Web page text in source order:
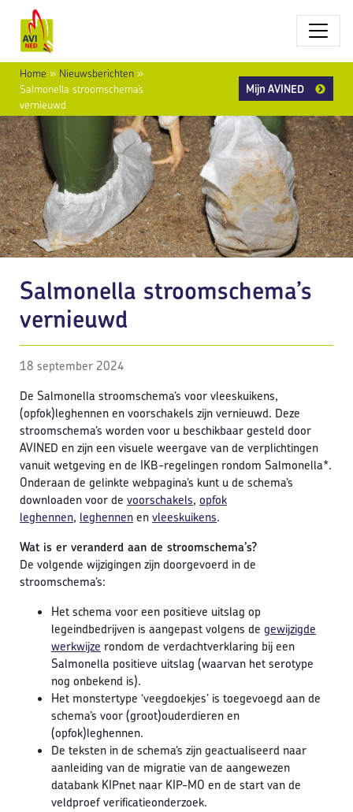
Home » Nieuwsberichten »
Salmonella stroomschema’s
vernieuwd
Mijn AVINED
Salmonella stroomschema’s
vernieuwd
18 september 2024
De Salmonella stroomschema’s voor vleeskuikens,
(opfok)leghennen en voorschakels zijn vernieuwd. Deze
stroomschema’s worden voor u beschikbaar gesteld door
AVINED en zijn een visuele weergave van de verplichtingen
vanuit wetgeving en de IKB-regelingen rondom Salmonella*.
Onderaan de gelinkte webpagina’s kunt u de schema’s
downloaden voor de voorschakels, opfok
leghennen, leghennenenvleeskuikens.
Wat is er veranderd aan de stroomschema’s?
De volgende wijzigingen zijn doorgevoerd in de
stroomschema’s:
Het schema voor een positieve uitslag op
legeindbedrijven is aangepast volgens de gewijzigde
werkwijze rondom de verdachtverklaring bij een
Salmonella positieve uitslag (waarvan het serotype
nog onbekend is).
Het monstertype ‘veegdoekjes’ is toegevoegd aan de
schema’s voor (groot)ouderdieren en
(opfok)leghennen.
De teksten in de schema’s zijn geactualiseerd naar
aanleiding van de migratie van de aangewezen
databank KIPnet naar KIP-MO en de start van de
veldproef verificatieonderzoek.